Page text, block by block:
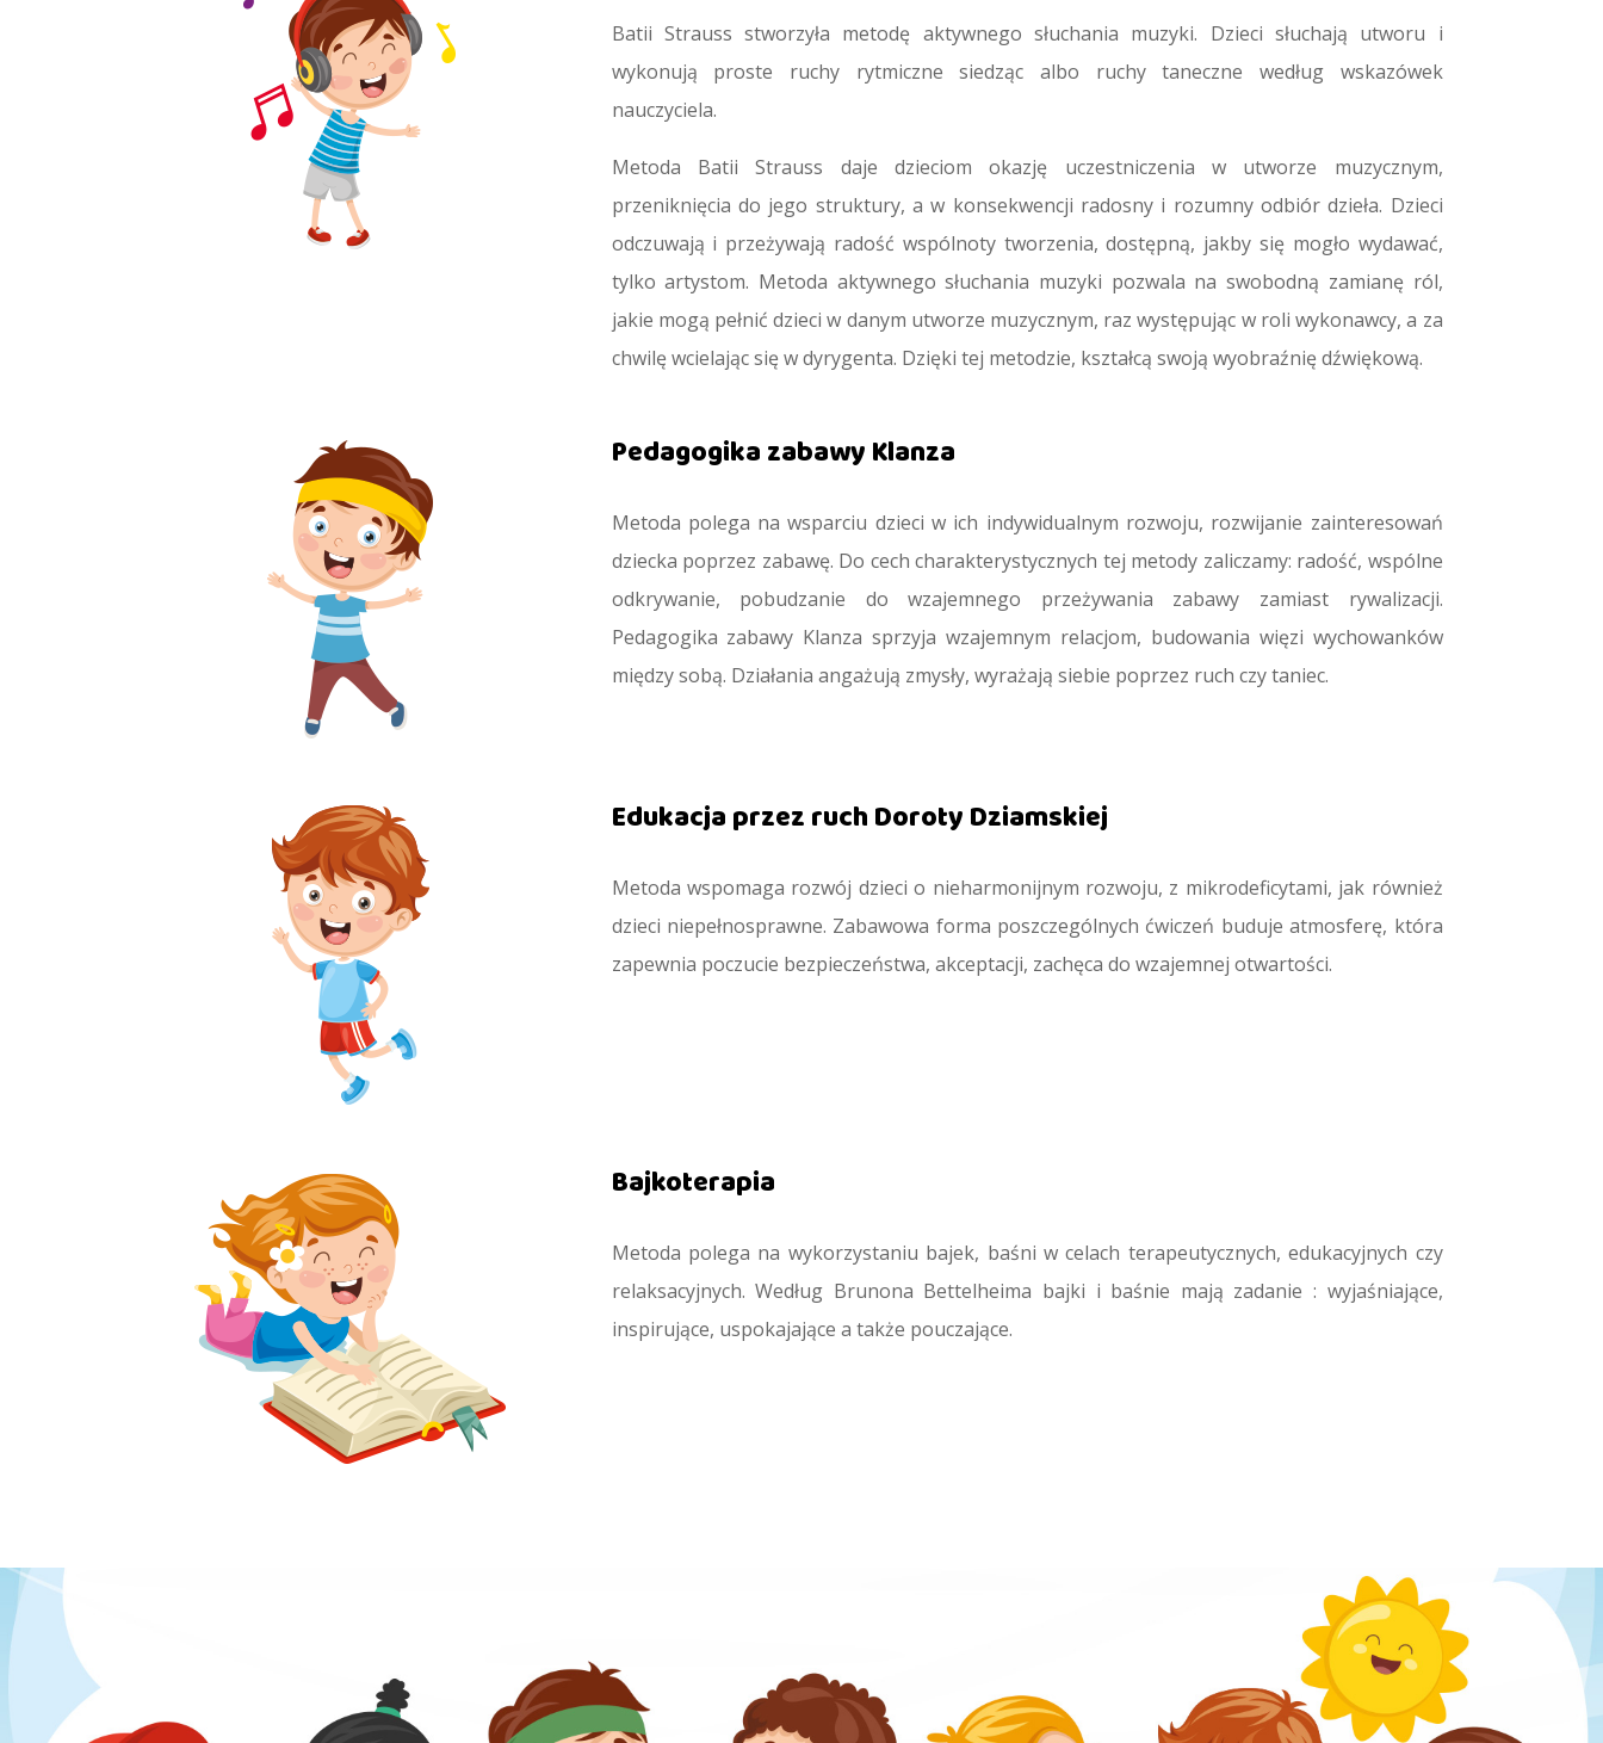
Batii Strauss stworzyła metodę aktywnego słuchania muzyki. Dzieci słuchają utworu i
wykonują proste ruchy rytmiczne siedząc albo ruchy taneczne według wskazówek
nauczyciela.
Metoda Batii Strauss daje dzieciom okazję uczestniczenia w utworze muzycznym,
przeniknięcia do jego struktury, a w konsekwencji radosny i rozumny odbiór dzieła. Dzieci
odczuwają i przeżywają radość wspólnoty tworzenia, dostępną, jakby się mogło wydawać,
tylko artystom. Metoda aktywnego słuchania muzyki pozwala na swobodną zamianę ról,
jakie mogą pełnić dzieci w danym utworze muzycznym, raz występując w roli wykonawcy, a za
chwilę wcielając się w dyrygenta. Dzięki tej metodzie, kształcą swoją wyobraźnię dźwiękową.
Pedagogika zabawy Klanza
Metoda polega na wsparciu dzieci w ich indywidualnym rozwoju, rozwijanie zainteresowań
dziecka poprzez zabawę. Do cech charakterystycznych tej metody zaliczamy: radość, wspólne
odkrywanie, pobudzanie do wzajemnego przeżywania zabawy zamiast rywalizacji.
Pedagogika zabawy Klanza sprzyja wzajemnym relacjom, budowania więzi wychowanków
między sobą. Działania angażują zmysły, wyrażają siebie poprzez ruch czy taniec.
Edukacja przez ruch Doroty Dziamskiej
Metoda wspomaga rozwój dzieci o nieharmonijnym rozwoju, z mikrodeficytami, jak również
dzieci niepełnosprawne. Zabawowa forma poszczególnych ćwiczeń buduje atmosferę, która
zapewnia poczucie bezpieczeństwa, akceptacji, zachęca do wzajemnej otwartości.
Bajkoterapia
Metoda polega na wykorzystaniu bajek, baśni w celach terapeutycznych, edukacyjnych czy
relaksacyjnych. Według Brunona Bettelheima bajki i baśnie mają zadanie : wyjaśniające,
inspirujące, uspokajające a także pouczające.